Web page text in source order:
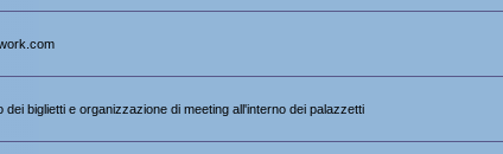
biglietti e organizzazione di meeting all'interno dei palazzetti